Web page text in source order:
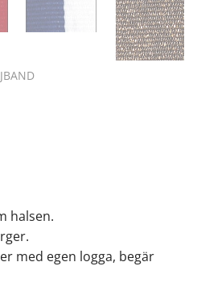
halsen.
med egen logga, begär